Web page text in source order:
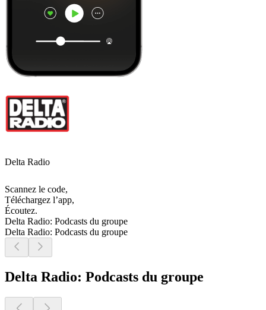
Delta Radio
Scannez le code,
Téléchargez l’app,
Écoutez.
Delta Radio: Podcasts du groupe
Delta Radio: Podcasts du groupe
Delta Radio: Podcasts du groupe